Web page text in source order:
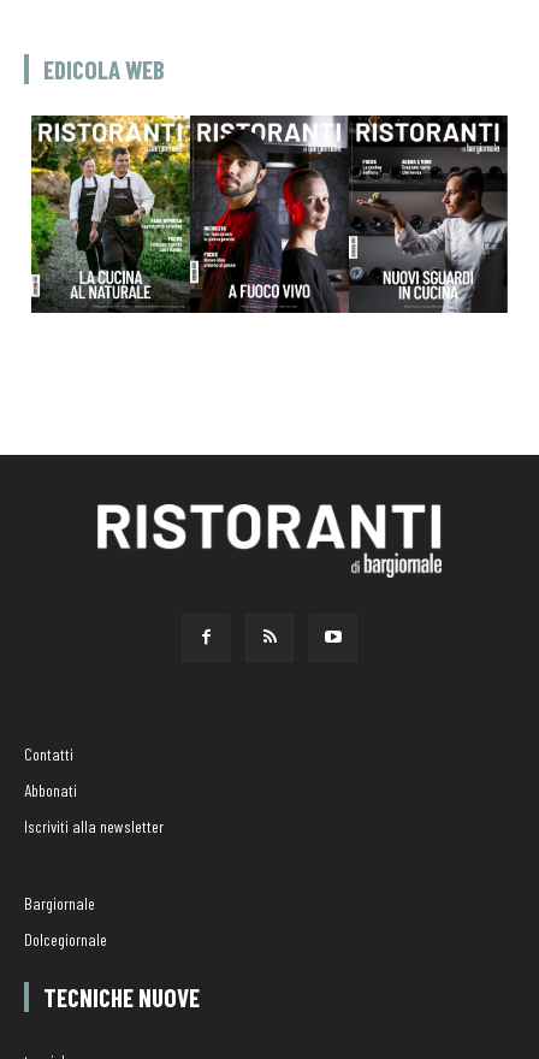
EDICOLA WEB
Contatti
Abbonati
Iscriviti alla newsletter
Bargiornale
Dolcegiornale
TECNICHE NUOVE